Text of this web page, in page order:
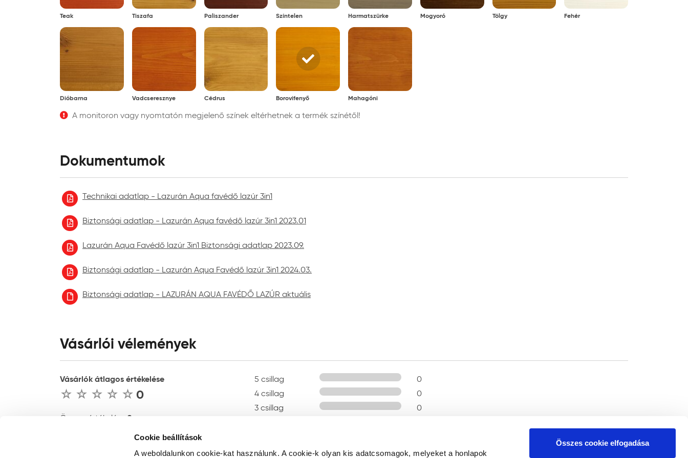
Cookie beállítások
A weboldalunkon cookie-kat használunk. A cookie-k olyan kis adatcsomagok, melyeket a honlapok
Összes cookie elfogadása
Tárolási mód: eredeti csomagolásban, tűző naptól, fagytól védve
Teak Tiszafa Paliszander Színtelen Harmatszürke Mogyoró Tölgy Fehér
Dióbarna Vadcseresznye Cédrus Borovifenyő Mahagóni
A monitoron vagy nyomtatón megjelenő színek eltérhetnek a termék színétől!
Dokumentumok
Technikai adatlap - Lazurán Aqua favédő lazúr 3in1
Biztonsági adatlap - Lazurán Aqua favédő lazúr 3in1 2023.01
Lazurán Aqua Favédő lazúr 3in1 Biztonsági adatlap 2023.09.
Biztonsági adatlap - Lazurán Aqua Favédő lazúr 3in1 2024.03.
Biztonsági adatlap - LAZURÁN AQUA FAVÉDŐ LAZÚR aktuális
Vásárlói vélemények
Vásárlók átlagos értékelése
0
Összes értékelés : 0
ÉRTÉKELÉS ÍRÁSA
5 csillag
0
4 csillag
0
3 csillag
0